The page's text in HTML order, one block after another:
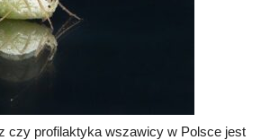
czy profilaktyka wszawicy w Polsce jest